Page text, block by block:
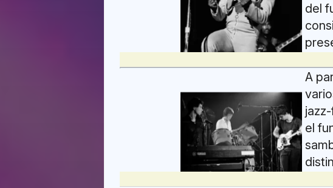
del
fue
sincopado y riffs de
Isley Brothers. El
Stubblefield en las
Grupos como Dyke and
Street Rhythm Band
A
el